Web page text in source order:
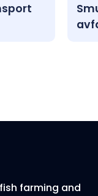
farming and